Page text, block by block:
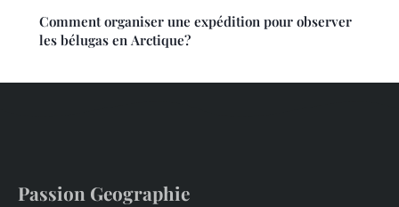
Comment organiser une expédition pour observer
les bélugas en Arctique?
Passion Geographie